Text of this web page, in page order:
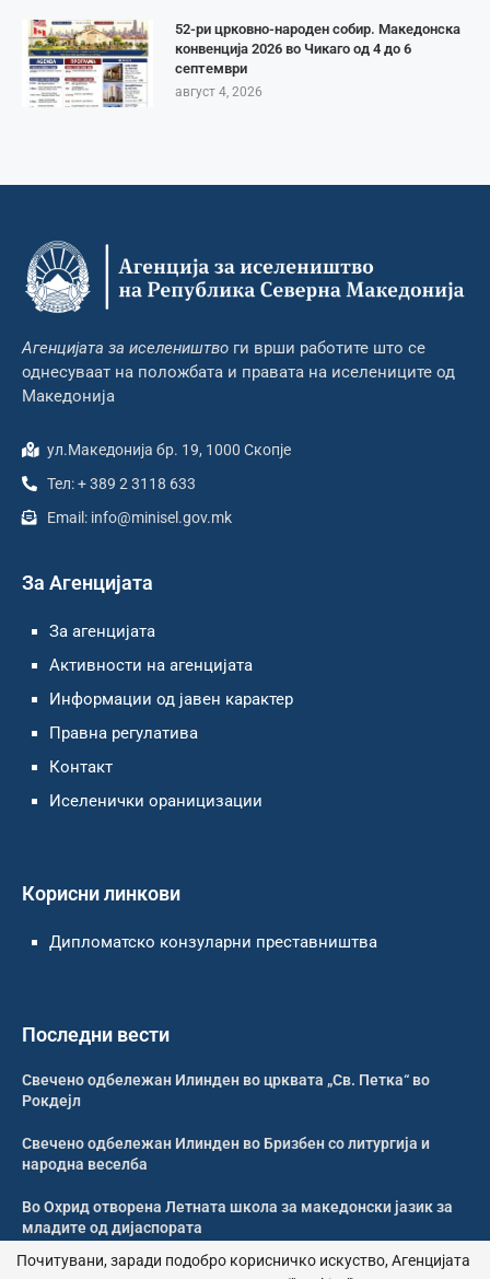
52-ри црковно-народен собир. Македонска
конвенција 2026 во Чикаго од 4 до 6
септември
август 4, 2026
Агенцијата за иселеништво ги врши работите што се
однесуваат на положбата и правата на иселениците од
Македонија
ул.Македонија бр. 19, 1000 Скопје
Тел: + 389 2 3118 633
Email: info@minisel.gov.mk
За Агенцијата
За агенцијата
Активности на агенцијата
Информации од јавен карактер
Правна регулатива
Контакт
Иселенички ораницизации
Корисни линкови
Дипломатско конзуларни преставништва
Последни вести
Свечено одбележан Илинден во црквата „Св. Петка“ во
Рокдејл
Свечено одбележан Илинден во Бризбен со литургија и
народна веселба
Во Охрид отворена Летната школа за македонски јазик за
младите од дијаспората
Во Охрид отворена Летната школа по македонски јазик под
Почитувани, заради подобро корисничко искуство, Агенцијата